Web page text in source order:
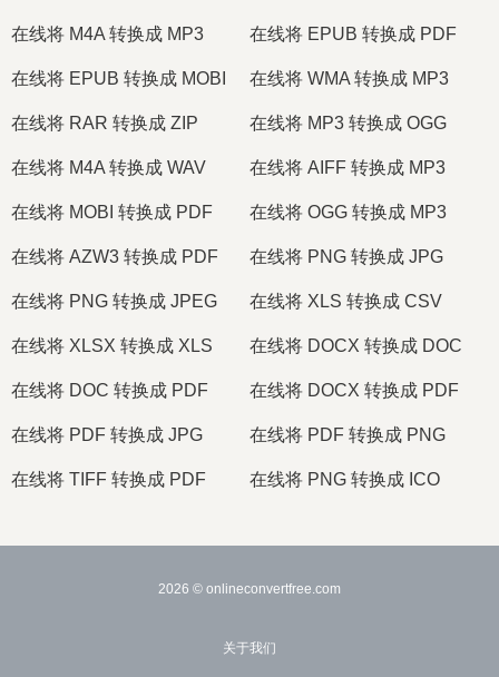
在线将 M4A 转换成 MP3 在线将 EPUB 转换成 PDF
在线将 EPUB 转换成 MOBI 在线将 WMA 转换成 MP3
在线将 RAR 转换成 ZIP 在线将 MP3 转换成 OGG
在线将 M4A 转换成 WAV 在线将 AIFF 转换成 MP3
在线将 MOBI 转换成 PDF 在线将 OGG 转换成 MP3
在线将 AZW3 转换成 PDF 在线将 PNG 转换成 JPG
在线将 PNG 转换成 JPEG 在线将 XLS 转换成 CSV
在线将 XLSX 转换成 XLS 在线将 DOCX 转换成 DOC
在线将 DOC 转换成 PDF 在线将 DOCX 转换成 PDF
在线将 PDF 转换成 JPG 在线将 PDF 转换成 PNG
在线将 TIFF 转换成 PDF 在线将 PNG 转换成 ICO
2026 © onlineconvertfree.com
关于我们